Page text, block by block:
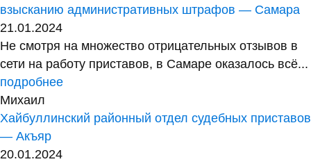
взысканию административных штрафов — Самара
21.01.2024
Не смотря на множество отрицательных отзывов в
сети на работу приставов, в Самаре оказалось всё...
подробнее
Михаил
Хайбуллинский районный отдел судебных приставов
— Акъяр
20.01.2024